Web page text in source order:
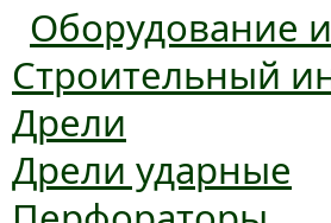
Оборудование
Строительный
Дрели
Дрели ударные